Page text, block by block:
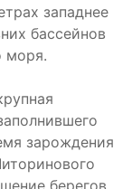
западнее
бассейнов
моря.
зарождения
берегов